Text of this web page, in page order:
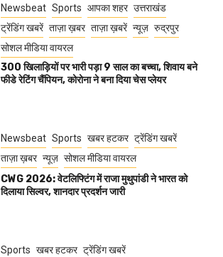
Newsbeat Sports आपका शहर उत्तराखंड
ट्रेंडिंग खबरें ताज़ा ख़बर ताज़ा ख़बरें न्यूज़ रुद्रपुर
सोशल मीडिया वायरल
300 खिलाड़ियों पर भारी पड़ा 9 साल का बच्चा, शिवाय बने
फीडे रेटिंग चैंपियन, कोरोना ने बना दिया चेस प्लेयर
Newsbeat Sports खबर हटकर ट्रेंडिंग खबरें
ताज़ा ख़बर न्यूज़ सोशल मीडिया वायरल
CWG 2026: वेटलिफ्टिंग में राजा मुथुपांडी ने भारत को
दिलाया सिल्वर, शानदार प्रदर्शन जारी
Sports खबर हटकर ट्रेंडिंग खबरें